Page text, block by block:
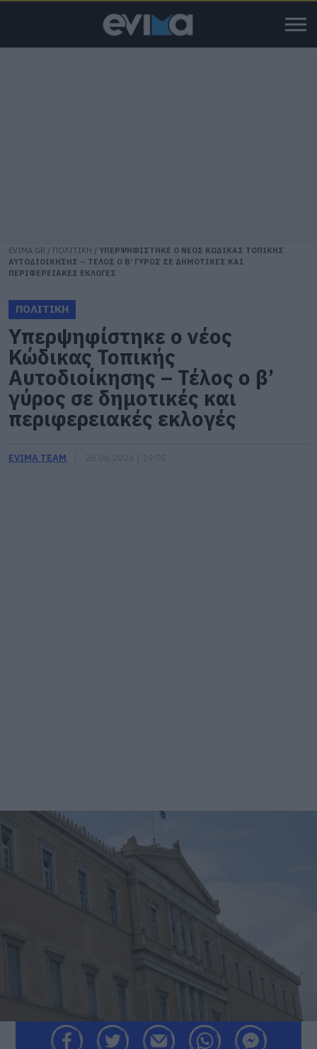
EVIMA.GR / ΠΟΛΙΤΙΚΗ / ΥΠΕΡΨΗΦΙΣΤΗΚΕ Ο ΝΕΟΣ ΚΩΔΙΚΑΣ ΤΟΠΙΚΗΣ
ΑΥΤΟΔΙΟΙΚΗΣΗΣ – ΤΕΛΟΣ Ο Β’ ΓΥΡΟΣ ΣΕ ΔΗΜΟΤΙΚΕΣ ΚΑΙ
ΠΕΡΙΦΕΡΕΙΑΚΕΣ ΕΚΛΟΓΕΣ
ΠΟΛΙΤΙΚΗ
Υπερψηφίστηκε ο νέος
Κώδικας Τοπικής
Αυτοδιοίκησης – Τέλος ο β’
γύρος σε δημοτικές και
περιφερειακές εκλογές
EVIMA TEAM